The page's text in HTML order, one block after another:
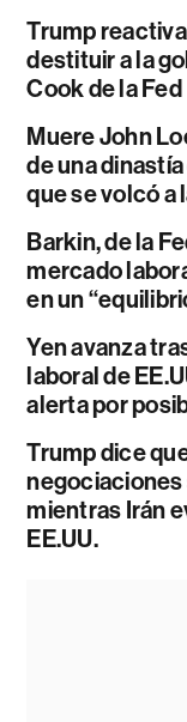
Trump
destituir a la
Cook de la Fed
Muere John
de una
que se volcó a
Barkin, de la
mercado
en un
Yen avanza
laboral de
alerta por
Trump dice
mientras Irán
EE.UU.